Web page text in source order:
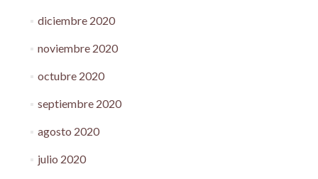
diciembre 2020
noviembre 2020
octubre 2020
septiembre 2020
agosto 2020
julio 2020